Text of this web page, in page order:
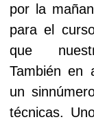
por la
para el
que
También en
un
técnicas.